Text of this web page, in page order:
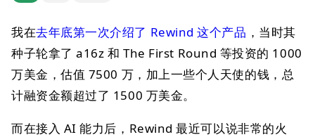
我在去年底第一次介绍了 Rewind 这个产品 ，当时其
种子轮拿了 a16z 和 The First Round 等投资的 1000
万美金，估值 7500 万，加上一些个人天使的钱，总
计融资金额超过了 1500 万美金。
而在接入 AI 能力后，Rewind 最近可以说非常的火